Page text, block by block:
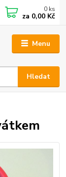
Menu
Hledat
0 ks
za 0,00 Kč